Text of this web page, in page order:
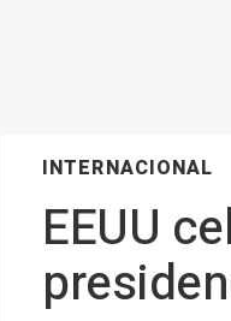
INTERNACIONAL
EEUU